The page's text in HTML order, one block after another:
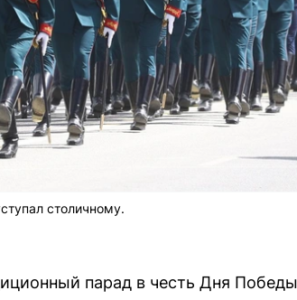
столичному.
парад в честь Дня